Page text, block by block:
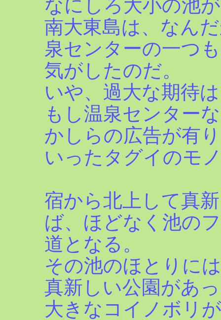
なにしろ大小の池
南大東島は、なん
泉センターの一つ
気がしたのだ。
いや、過大な期待
もし温泉センター
かしらの広告が有
いったタグイのモ
宿から北上して真
ば、ほどなく池の
道となる。
その池のほとりに
真新しい公園があ
大きなコイノボリ